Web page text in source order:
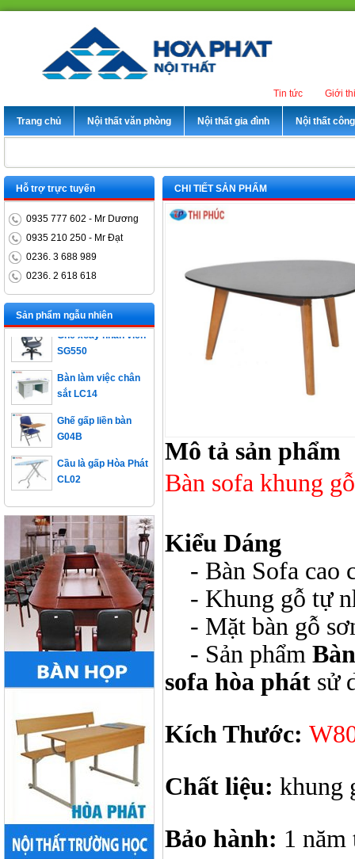
Giới
Tin tức
Trang chủ Nội thất văn phòng Nội thất gia đình Nội thất
CHI TIẾT SẢN PHẨM
Mô tả sản phẩm
Bàn sofa khung
Kiểu Dáng
- Bàn Sofa cao
- Khung gỗ tự
- Mặt bàn gỗ
- Sản phẩm
sofa hòa phát sử
Kích Thước:
Chất liệu: khung
Bảo hành: 1 năm
Hỗ trợ trực tuyến
0935 777 602 - Mr Dương
0935 210 250 - Mr Đạt
0236. 3 688 989
0236. 2 618 618
Sản phẩm ngẫu nhiên
Bàn trưởng phòng
ET1400D
Ghế xoay nhân viên
SG550
sắt LC14
G04B
CL02